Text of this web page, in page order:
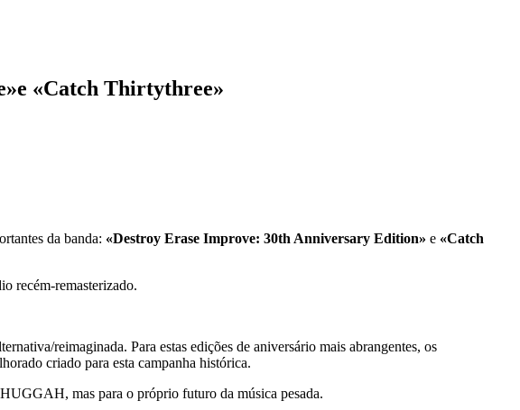
«Catch Thirtythree»
da banda: «Destroy Erase Improve: 30th Anniversary Edition» e «Catch
recém-remasterizado.
reimaginada. Para estas edições de aniversário mais abrangentes, os
criado para esta campanha histórica.
mas para o próprio futuro da música pesada.